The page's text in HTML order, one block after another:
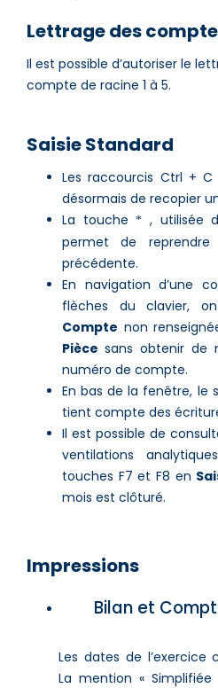
Lettrage des
Il est possible d’autoriser le
compte de racine 1 à 5.
Saisie Standard
Les raccourcis Ctrl +
désormais de recopier
La touche* , utilisée
permet de
précédente.
En navigation d’une
flèches du clavier,
Compte non
Pièce sans obtenir de
numéro de compte.
En bas de la fenêtre,
tient compte des
Il est possible de
ventilations
touches F7 et F8 en
mois est clôturé.
Impressions
Bilan et
Les dates de l’exercice
La mention « Simplifiée